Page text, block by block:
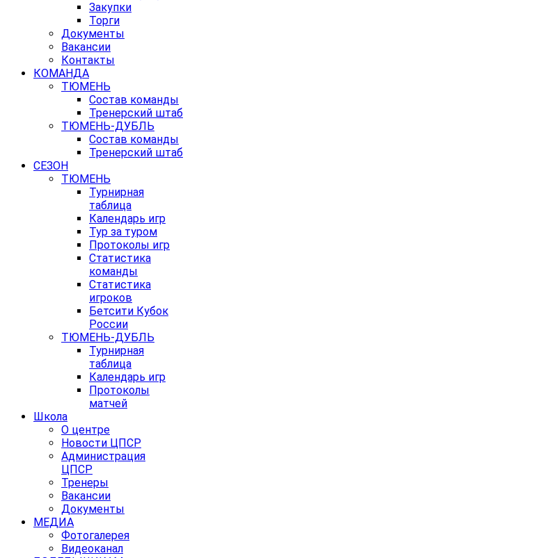
Закупки
Торги
Документы
Вакансии
Контакты
КОМАНДА
ТЮМЕНЬ
Состав команды
Тренерский штаб
ТЮМЕНЬ-ДУБЛЬ
Состав команды
Тренерский штаб
СЕЗОН
ТЮМЕНЬ
Турнирная
таблица
Календарь игр
Тур за туром
Протоколы игр
Статистика
команды
Статистика
игроков
Бетсити Кубок
России
ТЮМЕНЬ-ДУБЛЬ
Турнирная
таблица
Календарь игр
Протоколы
матчей
Школа
О центре
Новости ЦПСР
Администрация
ЦПСР
Тренеры
Вакансии
Документы
МЕДИА
Фотогалерея
Видеоканал